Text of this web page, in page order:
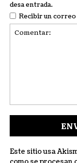
desa entrada.
Recibir un
Este sitio usa